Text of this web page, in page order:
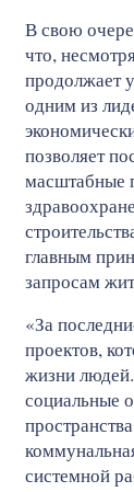
В свою
что,
продолжает
одним из
позволяет
масштабные
главным
запросам
«За
проектов,
жизни людей.
социальные
системной